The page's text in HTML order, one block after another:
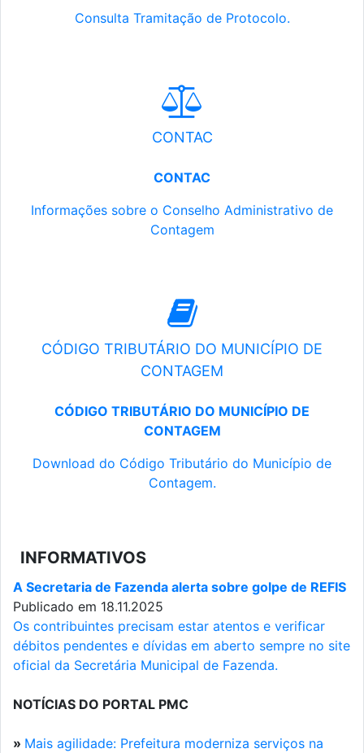
Consulta Tramitação de Protocolo.
CONTAC
CONTAC
Informações sobre o Conselho Administrativo de
Contagem
CÓDIGO TRIBUTÁRIO DO MUNICÍPIO DE
CONTAGEM
CÓDIGO TRIBUTÁRIO DO MUNICÍPIO DE
CONTAGEM
Download do Código Tributário do Município de
Contagem.
INFORMATIVOS
A Secretaria de Fazenda alerta sobre golpe de REFIS
Publicado em 18.11.2025
Os contribuintes precisam estar atentos e verificar
débitos pendentes e dívidas em aberto sempre no site
oficial da Secretária Municipal de Fazenda.
NOTÍCIAS DO PORTAL PMC
» Mais agilidade: Prefeitura moderniza serviços na